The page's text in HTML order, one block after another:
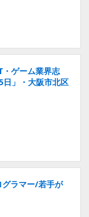
ゲーム業界志
」・大阪市北区
ラマー/若手が